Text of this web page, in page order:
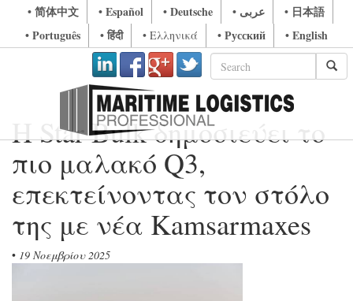
• 简体中文 • Español • Deutsche • عربى
• 日本語
• Português
• हिंदी • Ελληνικά • Русский • English
Η Star Bulk δημοσιεύει το
πιο μαλακό Q3,
επεκτείνοντας τον στόλο
της με νέα Kamsarmaxes
• 19 Νοεμβρίου 2025